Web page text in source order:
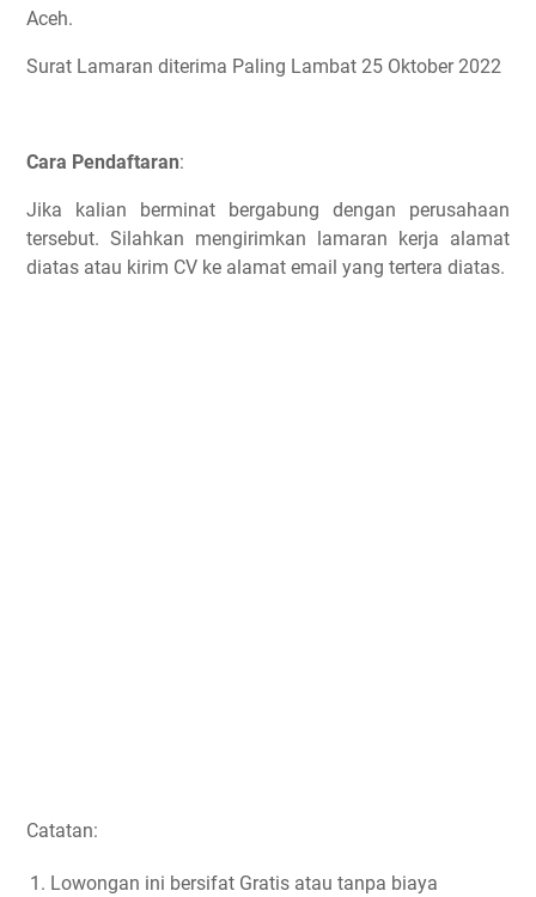
Aceh.
Surat Lamaran diterima Paling Lambat 25 Oktober 2022
Cara Pendaftaran:
Jika kalian berminat bergabung dengan perusahaan
tersebut. Silahkan mengirimkan lamaran kerja alamat
diatas atau kirim CV ke alamat email yang tertera diatas.
Catatan:
Lowongan ini bersifat Gratis atau tanpa biaya